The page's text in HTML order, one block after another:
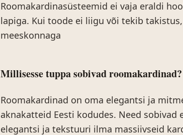
Roomakardinasüsteemid ei vaja eraldi
lapiga. Kui toode ei liigu või tekib
meeskonnaga
Millisesse tuppa sobivad roomakardinad?
Roomakardinad on oma elegantsi ja
aknakatteid Eesti kodudes. Need
elegantsi ja tekstuuri ilma massiivseid